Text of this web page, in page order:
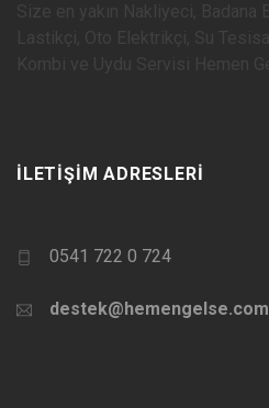
İLETIŞIM ADRESLERI
0541 722 0 724
destek@hemengelse.com